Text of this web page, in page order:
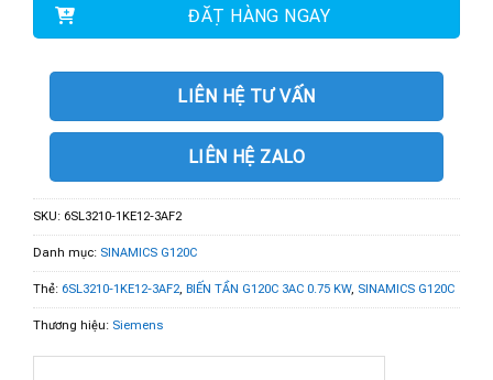
ĐẶT HÀNG NGAY
LIÊN HỆ TƯ VẤN
LIÊN HỆ ZALO
SKU: 6SL3210-1KE12-3AF2
Danh mục: SINAMICS G120C
Thẻ: 6SL3210-1KE12-3AF2, BIẾN TẦN G120C 3AC 0.75 KW, SINAMICS G120C
Thương hiệu: Siemens